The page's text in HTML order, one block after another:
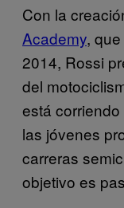
Con la
Academy,
2014, Rossi
del
está
las jóvenes
carreras
objetivo es